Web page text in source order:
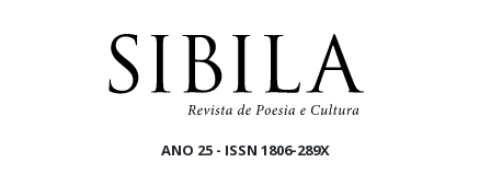
ANO 25 - ISSN 1806-289X